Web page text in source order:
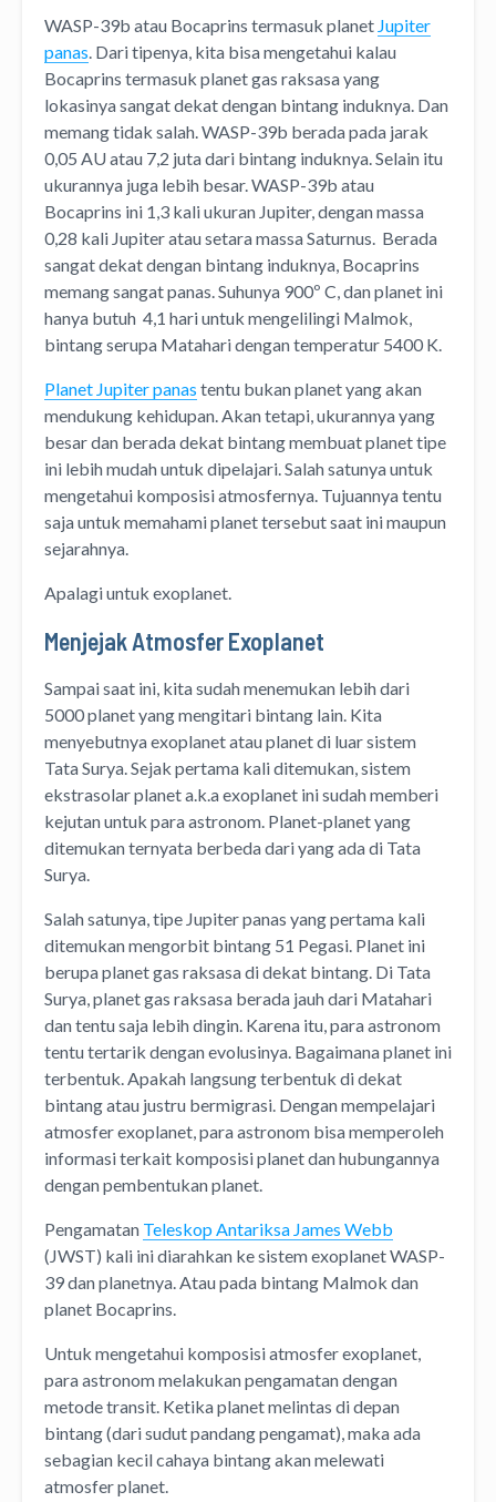
WASP-39b atau Bocaprins termasuk planet Jupiter
panas. Dari tipenya, kita bisa mengetahui kalau
Bocaprins termasuk planet gas raksasa yang
lokasinya sangat dekat dengan bintang induknya. Dan
memang tidak salah. WASP-39b berada pada jarak
0,05 AU atau 7,2 juta dari bintang induknya. Selain itu
ukurannya juga lebih besar. WASP-39b atau
Bocaprins ini 1,3 kali ukuran Jupiter, dengan massa
0,28 kali Jupiter atau setara massa Saturnus. Berada
sangat dekat dengan bintang induknya, Bocaprins
memang sangat panas. Suhunya 900º C, dan planet ini
hanya butuh 4,1 hari untuk mengelilingi Malmok,
bintang serupa Matahari dengan temperatur 5400 K.
Planet Jupiter panas tentu bukan planet yang akan
mendukung kehidupan. Akan tetapi, ukurannya yang
besar dan berada dekat bintang membuat planet tipe
ini lebih mudah untuk dipelajari. Salah satunya untuk
mengetahui komposisi atmosfernya. Tujuannya tentu
saja untuk memahami planet tersebut saat ini maupun
sejarahnya.
Apalagi untuk exoplanet.
Menjejak Atmosfer Exoplanet
Sampai saat ini, kita sudah menemukan lebih dari
5000 planet yang mengitari bintang lain. Kita
menyebutnya exoplanet atau planet di luar sistem
Tata Surya. Sejak pertama kali ditemukan, sistem
ekstrasolar planet a.k.a exoplanet ini sudah memberi
kejutan untuk para astronom. Planet-planet yang
ditemukan ternyata berbeda dari yang ada di Tata
Surya.
Salah satunya, tipe Jupiter panas yang pertama kali
ditemukan mengorbit bintang 51 Pegasi. Planet ini
berupa planet gas raksasa di dekat bintang. Di Tata
Surya, planet gas raksasa berada jauh dari Matahari
dan tentu saja lebih dingin. Karena itu, para astronom
tentu tertarik dengan evolusinya. Bagaimana planet ini
terbentuk. Apakah langsung terbentuk di dekat
bintang atau justru bermigrasi. Dengan mempelajari
atmosfer exoplanet, para astronom bisa memperoleh
informasi terkait komposisi planet dan hubungannya
dengan pembentukan planet.
Pengamatan Teleskop Antariksa James Webb
(JWST) kali ini diarahkan ke sistem exoplanet WASP-
39 dan planetnya. Atau pada bintang Malmok dan
planet Bocaprins.
Untuk mengetahui komposisi atmosfer exoplanet,
para astronom melakukan pengamatan dengan
metode transit. Ketika planet melintas di depan
bintang (dari sudut pandang pengamat), maka ada
sebagian kecil cahaya bintang akan melewati
atmosfer planet.